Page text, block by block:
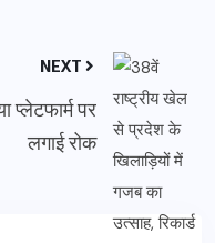
NEXT
प्लेटफार्म पर
लगाई रोक